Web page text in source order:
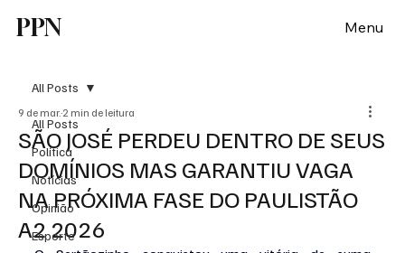
PPN Menu
All Posts
Política
Notícias
Opinião
Esporte
All Posts
SÃO JOSÉ PERDEU DENTRO DE SEUS
DOMÍNIOS MAS GARANTIU VAGA
NA PRÓXIMA FASE DO PAULISTÃO
A2 2026
9 de mar. 2 min de leitura